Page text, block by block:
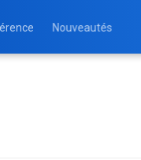
Nouveautés